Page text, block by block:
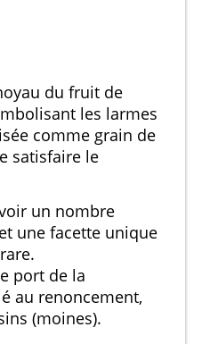
du fruit de
les larmes
comme grain de
satisfaire le
un nombre
une facette unique
port de la
au renoncement,
(moines).